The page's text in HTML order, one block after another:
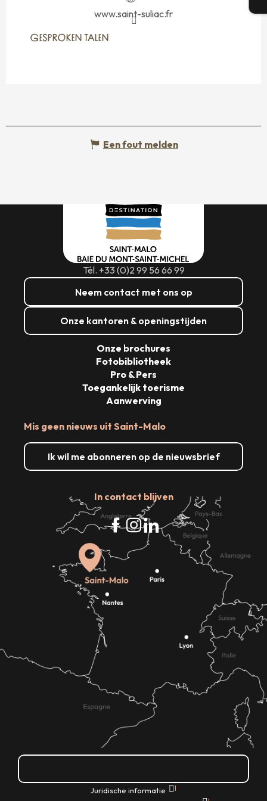
www.saint-suliac.fr
GESPROKEN TALEN
GESPROKEN TALEN
Een fout melden
Tél. +33 (0)2 99 56 66 99
Neem contact met ons op
Onze kantoren & openingstijden
Mis geen nieuws uit Saint-Malo
Ik wil me abonneren op de nieuwsbrief
In contact blijven
Onze brochures
Fotobibliotheek
Pro & Pers
Toegankelijk toerisme
Aanwerving
Juridische informatie |